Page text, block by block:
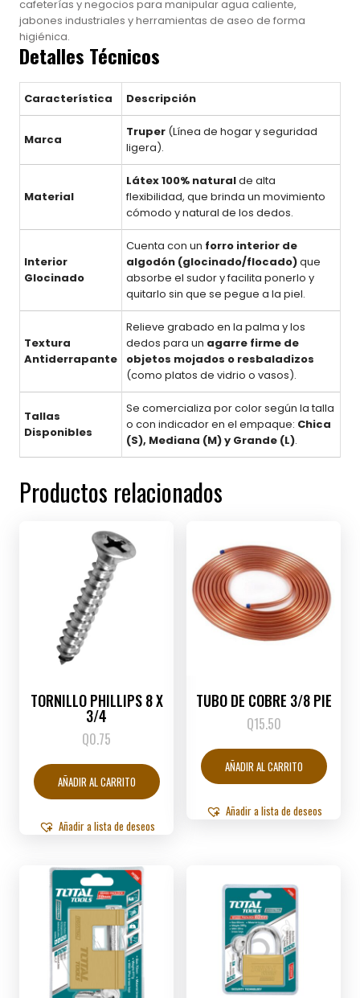
cafeterías y negocios para manipular agua caliente,
jabones industriales y herramientas de aseo de forma
higiénica.
Detalles Técnicos
Característica Descripción
Marca
Truper (Línea de hogar y seguridad
ligera).
Material
Látex 100% naturalde alta
flexibilidad, que brinda un movimiento
cómodo y natural de los dedos.
Interior
Glocinado
Cuenta con un forro interior de
algodón (glocinado/flocado)que
absorbe el sudor y facilita ponerlo y
quitarlo sin que se pegue a la piel.
Textura
Antiderrapante
Relieve grabado en la palma y los
dedos para un agarre firme de
objetos mojados o resbaladizos
(como platos de vidrio o vasos).
Tallas
Disponibles
Se comercializa por color según la talla
o con indicador en el empaque: Chica
(S), Mediana (M) y Grande (L).
Productos relacionados
TORNILLO PHILLIPS 8 X
3/4
Q0.75
AÑADIR AL CARRITO
Añadir a lista de deseos
TUBO DE COBRE 3/8 PIE
Q15.50
AÑADIR AL CARRITO
Añadir a lista de deseos